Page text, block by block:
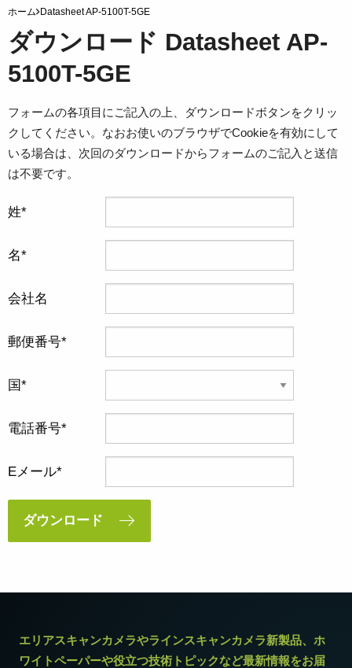
ホーム Datasheet AP-5100T-5GE
ダウンロード Datasheet AP-
5100T-5GE
フォームの各項目にご記入の上、ダウンロードボタンをクリッ
クしてください。なおお使いのブラウザでCookieを有効にして
いる場合は、次回のダウンロードからフォームのご記入と送信
は不要です。
姓
名
会社名
郵便番号
国
電話番号
Eメール
ダウンロード
エリアスキャンカメラやラインスキャンカメラ新製品、ホ
ワイトペーパーや役立つ技術トピックなど最新情報をお届